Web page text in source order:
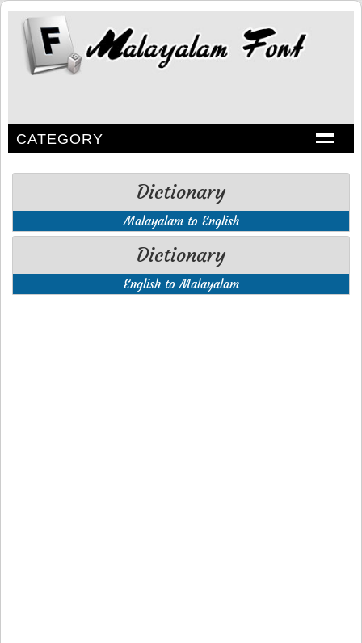
CATEGORY
Dictionary
Malayalam to English
Dictionary
English to Malayalam